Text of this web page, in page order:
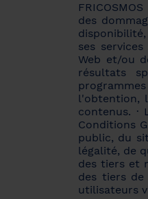
des
ses
Web et/ou
résultats
l'obtention,
contenus. ·
Conditions
public, du
légalité, de
des tiers et
des tiers de
utilisateurs